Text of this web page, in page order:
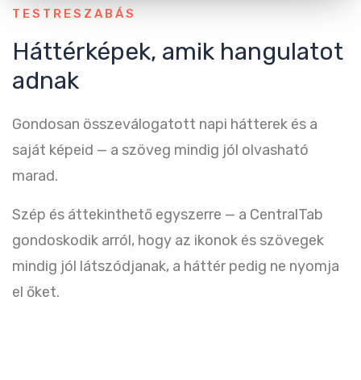
TESTRESZABÁS
Háttérképek, amik hangulatot
adnak
Gondosan összeválogatott napi hátterek és a
saját képeid — a szöveg mindig jól olvasható
marad.
Szép és áttekinthető egyszerre — a CentralTab
gondoskodik arról, hogy az ikonok és szövegek
mindig jól látszódjanak, a háttér pedig ne nyomja
el őket.